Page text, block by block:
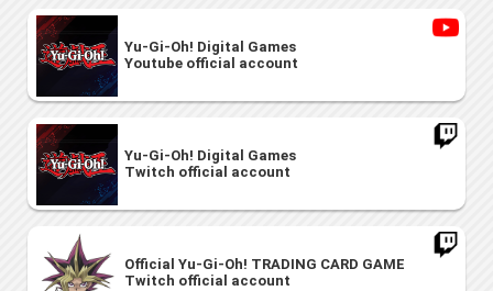
Yu-Gi-Oh! Digital Games
Youtube official account
Yu-Gi-Oh! Digital Games
Twitch official account
Official Yu-Gi-Oh! TRADING CARD GAME
Twitch official account